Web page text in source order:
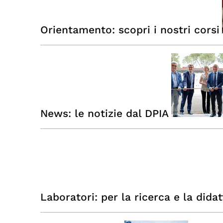
Orientamento: scopri i nostri corsi
News: le notizie dal DPIA
Laboratori: per la ricerca e la